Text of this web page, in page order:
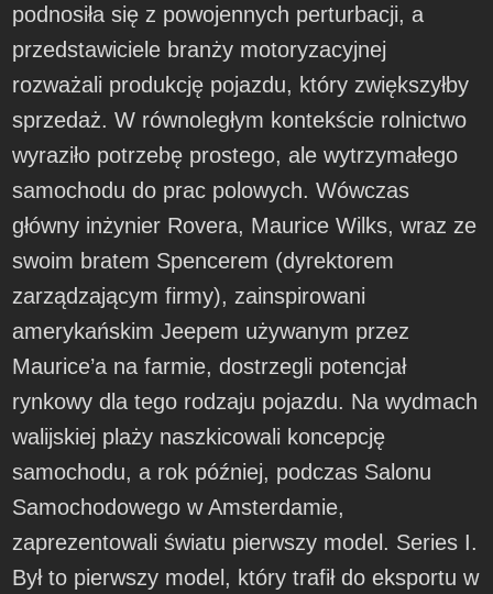
podnosiła się z powojennych perturbacji, a
przedstawiciele branży motoryzacyjnej
rozważali produkcję pojazdu, który zwiększyłby
sprzedaż. W równoległym kontekście rolnictwo
wyraziło potrzebę prostego, ale wytrzymałego
samochodu do prac polowych. Wówczas
główny inżynier Rovera, Maurice Wilks, wraz ze
swoim bratem Spencerem (dyrektorem
zarządzającym firmy), zainspirowani
amerykańskim Jeepem używanym przez
Maurice’a na farmie, dostrzegli potencjał
rynkowy dla tego rodzaju pojazdu. Na wydmach
walijskiej plaży naszkicowali koncepcję
samochodu, a rok później, podczas Salonu
Samochodowego w Amsterdamie,
zaprezentowali światu pierwszy model. Series I.
Był to pierwszy model, który trafił do eksportu w